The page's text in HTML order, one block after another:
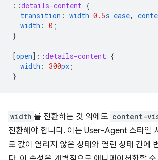
::details-content {
transition : width 0.5s ease,
width : 0 ;
}
[open] ::details-content {
width : 300px ;
}
width 를 전환하는 것 외에도 content-
전환해야 합니다. 이는 User-Agent 스타일
로 값이 열리지 않은 상태와 열린 상태 간에